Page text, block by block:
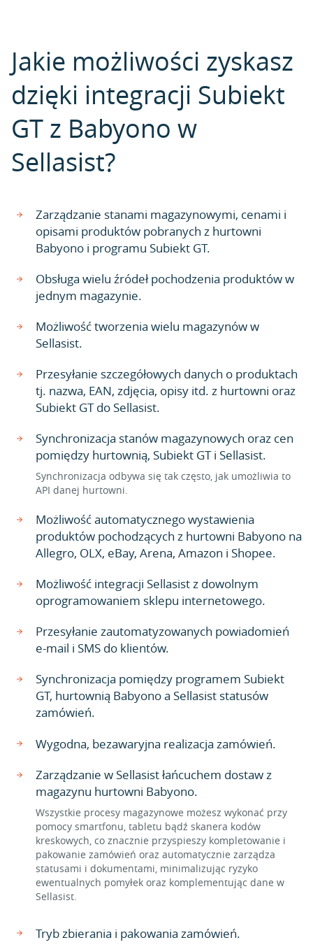
Jakie możliwości zyskasz
dzięki integracji Subiekt
GT z Babyono w
Sellasist?
Zarządzanie stanami magazynowymi, cenami i
opisami produktów pobranych z hurtowni
Babyono i programu Subiekt GT.
Obsługa wielu źródeł pochodzenia produktów w
jednym magazynie.
Możliwość tworzenia wielu magazynów w
Sellasist.
Przesyłanie szczegółowych danych o produktach
tj. nazwa, EAN, zdjęcia, opisy itd. z hurtowni oraz
Subiekt GT do Sellasist.
Synchronizacja stanów magazynowych oraz cen
pomiędzy hurtownią, Subiekt GT i Sellasist.
Synchronizacja odbywa się tak często, jak umożliwia to
API danej hurtowni.
Możliwość automatycznego wystawienia
produktów pochodzących z hurtowni Babyono na
Allegro, OLX, eBay, Arena, Amazon i Shopee.
Możliwość integracji Sellasist z dowolnym
oprogramowaniem sklepu internetowego.
Przesyłanie zautomatyzowanych powiadomień
e-mail i SMS do klientów.
Synchronizacja pomiędzy programem Subiekt
GT, hurtownią Babyono a Sellasist statusów
zamówień.
Wygodna, bezawaryjna realizacja zamówień.
Zarządzanie w Sellasist łańcuchem dostaw z
magazynu hurtowni Babyono.
Wszystkie procesy magazynowe możesz wykonać przy
pomocy smartfonu, tabletu bądź skanera kodów
kreskowych, co znacznie przyspieszy kompletowanie i
pakowanie zamówień oraz automatycznie zarządza
statusami i dokumentami, minimalizując ryzyko
ewentualnych pomyłek oraz komplementując dane w
Sellasist.
Tryb zbierania i pakowania zamówień.